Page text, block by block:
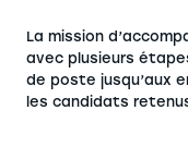
La mission
avec plusieurs
de poste jusqu’aux
les candidats